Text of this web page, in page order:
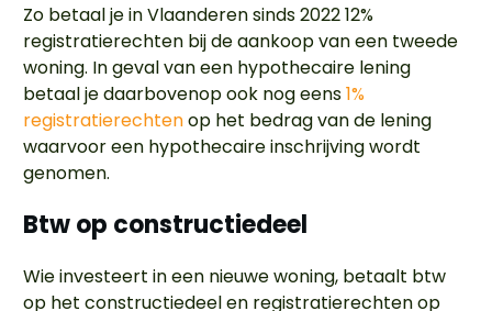
Zo betaal je in Vlaanderen sinds 2022 12%
registratierechten bij de aankoop van een tweede
woning. In geval van een hypothecaire lening
betaal je daarbovenop ook nog eens1%
registratierechtenop het bedrag van de lening
waarvoor een hypothecaire inschrijving wordt
genomen.
Btw op constructiedeel
Wie investeert in een nieuwe woning, betaalt btw
op het constructiedeel en registratierechten op